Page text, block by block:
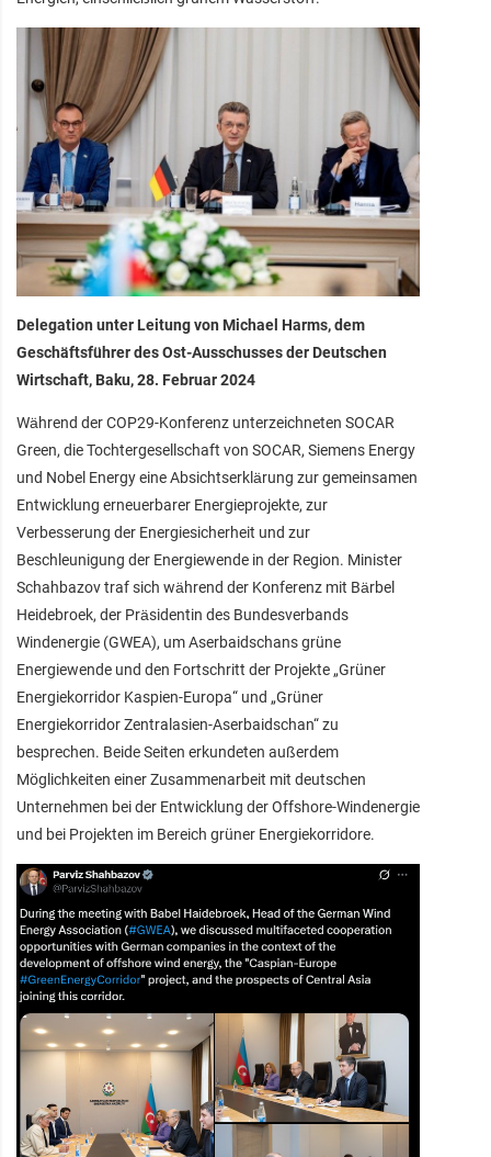
Delegation unter Leitung von Michael Harms, dem
Geschäftsführer des Ost-Ausschusses der Deutschen
Wirtschaft, Baku, 28. Februar 2024
Während der COP29-Konferenz unterzeichneten SOCAR
Green, die Tochtergesellschaft von SOCAR, Siemens Energy
und Nobel Energy eine Absichtserklärung zur gemeinsamen
Entwicklung erneuerbarer Energieprojekte, zur
Verbesserung der Energiesicherheit und zur
Beschleunigung der Energiewende in der Region. Minister
Schahbazov traf sich während der Konferenz mit Bärbel
Heidebroek, der Präsidentin des Bundesverbands
Windenergie (GWEA), um Aserbaidschans grüne
Energiewende und den Fortschritt der Projekte „Grüner
Energiekorridor Kaspien-Europa“ und „Grüner
Energiekorridor Zentralasien-Aserbaidschan“ zu
besprechen. Beide Seiten erkundeten außerdem
Möglichkeiten einer Zusammenarbeit mit deutschen
Unternehmen bei der Entwicklung der Offshore-Windenergie
und bei Projekten im Bereich grüner Energiekorridore.